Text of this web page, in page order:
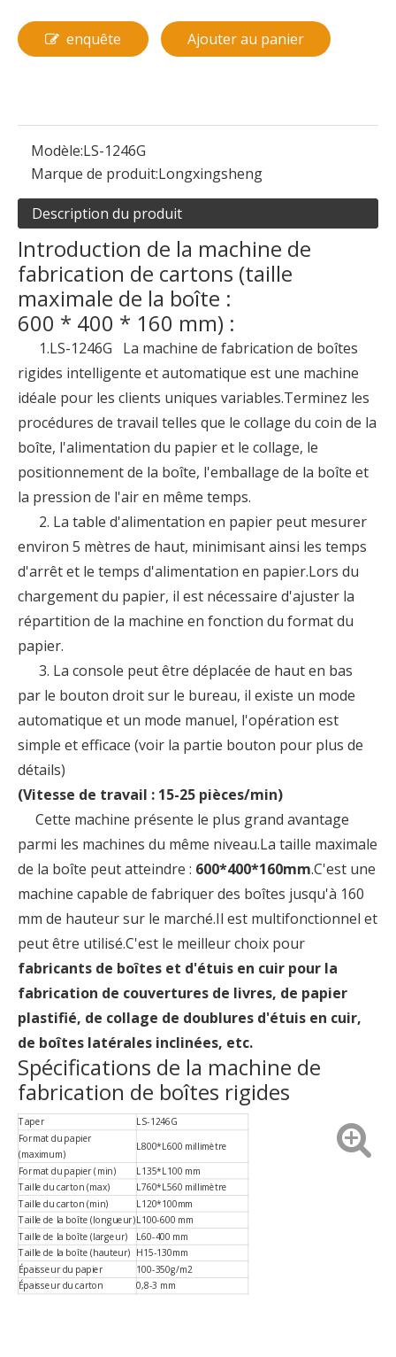
enquête Ajouter au panier
Modèle:LS-1246G
Marque de produit:Longxingsheng
Description du produit
Introduction de la machine de
fabrication de cartons (taille
maximale de la boîte :
600 * 400 * 160 mm) :
1.LS-1246G La machine de fabrication de boîtes
rigides intelligente et automatique est une machine
idéale pour les clients uniques variables.Terminez les
procédures de travail telles que le collage du coin de la
boîte, l'alimentation du papier et le collage, le
positionnement de la boîte, l'emballage de la boîte et
la pression de l'air en même temps.
2. La table d'alimentation en papier peut mesurer
environ 5 mètres de haut, minimisant ainsi les temps
d'arrêt et le temps d'alimentation en papier.Lors du
chargement du papier, il est nécessaire d'ajuster la
répartition de la machine en fonction du format du
papier.
3. La console peut être déplacée de haut en bas
par le bouton droit sur le bureau, il existe un mode
automatique et un mode manuel, l'opération est
simple et efficace (voir la partie bouton pour plus de
détails)
(Vitesse de travail : 15-25 pièces/min)
Cette machine présente le plus grand avantage
parmi les machines du même niveau.La taille maximale
de la boîte peut atteindre : 600*400*160mm.C'est une
machine capable de fabriquer des boîtes jusqu'à 160
mm de hauteur sur le marché.Il est multifonctionnel et
peut être utilisé.C'est le meilleur choix pour
fabricants de boîtes et d'étuis en cuir pour la
fabrication de couvertures de livres, de papier
plastifié, de collage de doublures d'étuis en cuir,
de boîtes latérales inclinées, etc.
Spécifications de la machine de
fabrication de boîtes rigides
Taper
LS-1246G
Format du papier
(maximum)
L800*L600 millimètre
Format du papier (min)
L135*L100 mm
Taille du carton (max)
L760*L560 millimètre
Taille du carton (min)
L120*100mm
Taille de la boîte (longueur)L100-600 mm
Taille de la boîte (largeur)
L60-400 mm
Taille de la boîte (hauteur) H15-130mm
Épaisseur du papier
100-350g/m2
Épaisseur du carton
0,8-3 mm